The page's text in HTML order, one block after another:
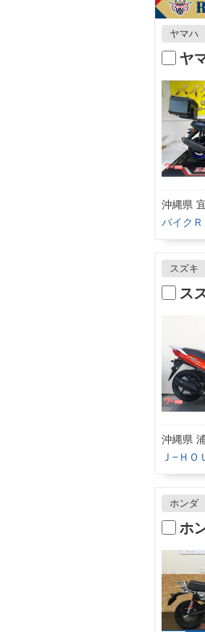
ヤマハ
ヤ
沖縄県
バイク
スズキ
ス
沖縄県
Ｊ−ＨＯ
ホンダ
ホ